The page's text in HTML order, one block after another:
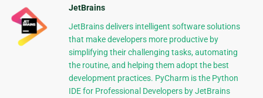
JetBrains
JetBrains delivers intelligent software solutions
that make developers more productive by
simplifying their challenging tasks, automating
the routine, and helping them adopt the best
development practices. PyCharm is the Python
IDE for Professional Developers by JetBrains